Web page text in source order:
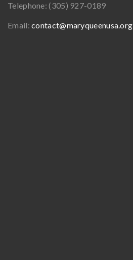
Telephone: (305) 927-0189
Email: contact@maryqueenusa.org